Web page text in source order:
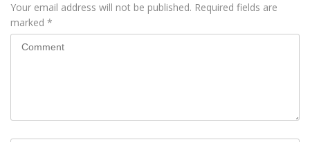
Your email address will not be published. Required fields are
marked *